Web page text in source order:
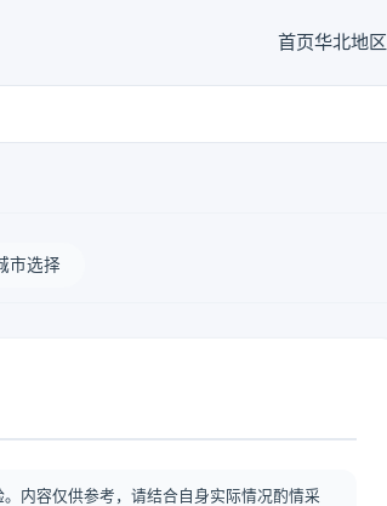
首页华北地区
市选择
内容仅供参考，请结合自身实际情况酌情采